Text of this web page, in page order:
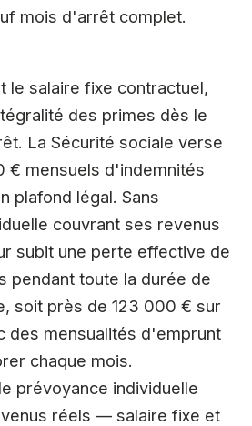
mois d'arrêt complet.
le salaire fixe contractuel,
des primes dès le
La Sécurité sociale verse
€ mensuels d'indemnités
plafond légal. Sans
couvrant ses revenus
subit une perte effective de
pendant toute la durée de
soit près de 123 000 € sur
des mensualités d'emprunt
chaque mois.
prévoyance individuelle
réels — salaire fixe et